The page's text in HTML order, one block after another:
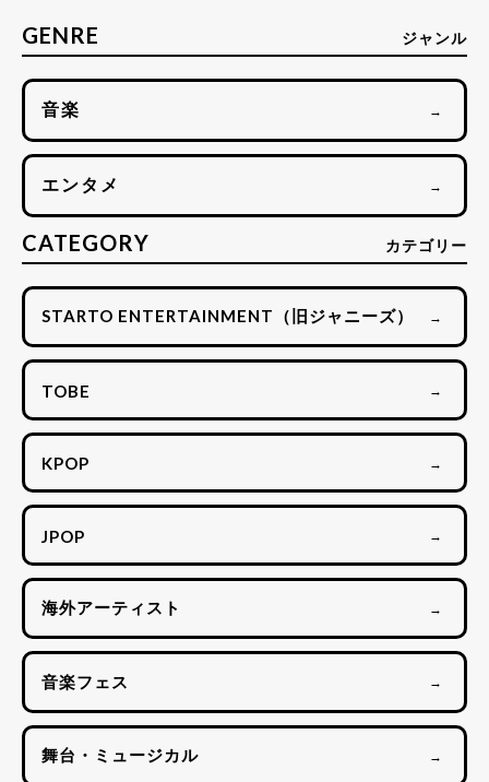
GENRE ジャンル
音楽 →
エンタメ →
CATEGORY カテゴリー
STARTO ENTERTAINMENT（旧ジャニーズ） →
TOBE →
KPOP →
JPOP →
海外アーティスト →
音楽フェス →
舞台・ミュージカル →